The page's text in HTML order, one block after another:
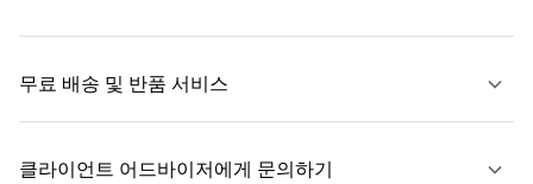
무료 배송 및 반품 서비스
클라이언트 어드바이저에게 문의하기